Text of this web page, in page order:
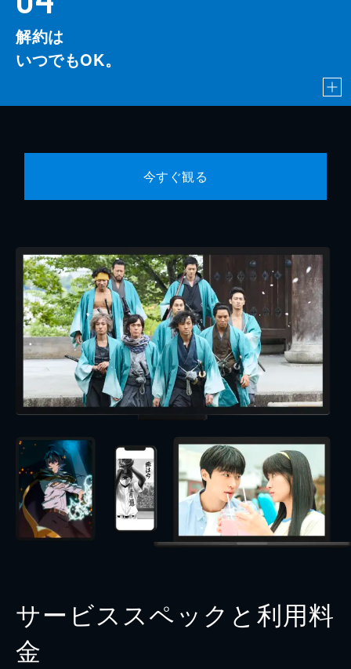
解約は
いつでもOK。
今すぐ観る
サービススペックと利用料
金